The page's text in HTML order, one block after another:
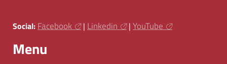
Social:Facebook | Linkedin | YouTube
Menu